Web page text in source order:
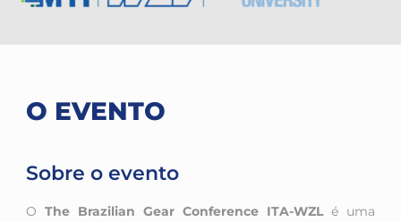
O EVENTO
Sobre o evento
O The Brazilian Gear Conference ITA-WZLé uma